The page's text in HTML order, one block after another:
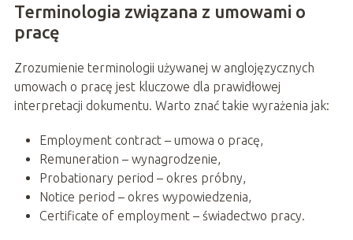
Terminologia związana z umowami o
pracę
Zrozumienie terminologii używanej w anglojęzycznych
umowach o pracę jest kluczowe dla prawidłowej
interpretacji dokumentu. Warto znać takie wyrażenia jak:
Employment contract – umowa o pracę,
Remuneration – wynagrodzenie,
Probationary period – okres próbny,
Notice period – okres wypowiedzenia,
Certificate of employment – świadectwo pracy.